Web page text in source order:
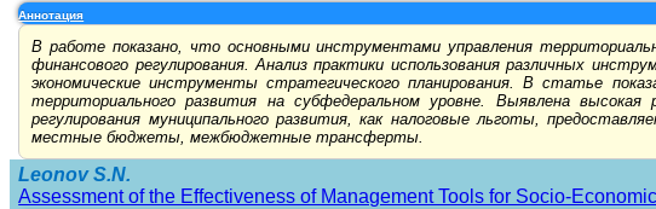
Аннотация
В работе показано, что основными инструментами управления
финансового регулирования. Анализ практики использования различных
экономические инструменты стратегического планирования. В статье
территориального развития на субфедеральном уровне. Выявлена
регулирования муниципального развития, как налоговые льготы,
местные бюджеты, межбюджетные трансферты.
Leonov S.N.
Assessment of the Effectiveness of Management Tools for Socio-